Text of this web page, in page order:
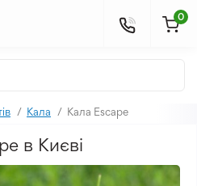
0
Кала Кала Escape
в Києві